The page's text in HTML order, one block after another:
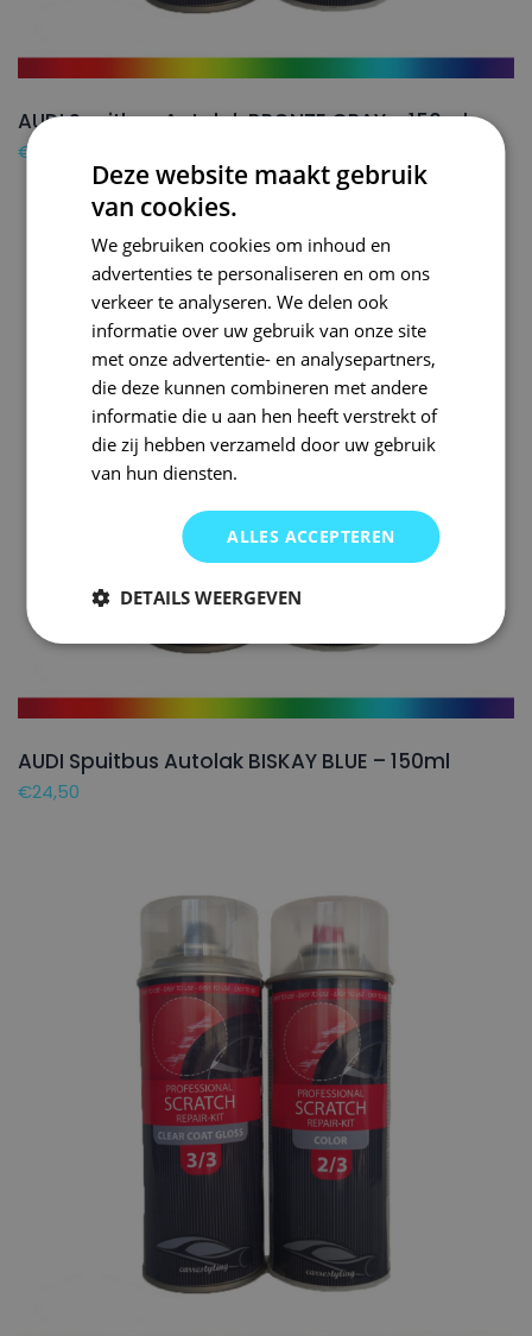
AUDI Spuitbus Autolak BRONZE GRAY – 150ml
€
AUDI Spuitbus Autolak BISKAY BLUE – 150ml
€24,50
Deze website maakt gebruik
van cookies.
We gebruiken cookies om inhoud en
advertenties te personaliseren en om ons
verkeer te analyseren. We delen ook
informatie over uw gebruik van onze site
met onze advertentie- en analysepartners,
die deze kunnen combineren met andere
informatie die u aan hen heeft verstrekt of
die zij hebben verzameld door uw gebruik
van hun diensten.
ALLES ACCEPTEREN
DETAILS WEERGEVEN